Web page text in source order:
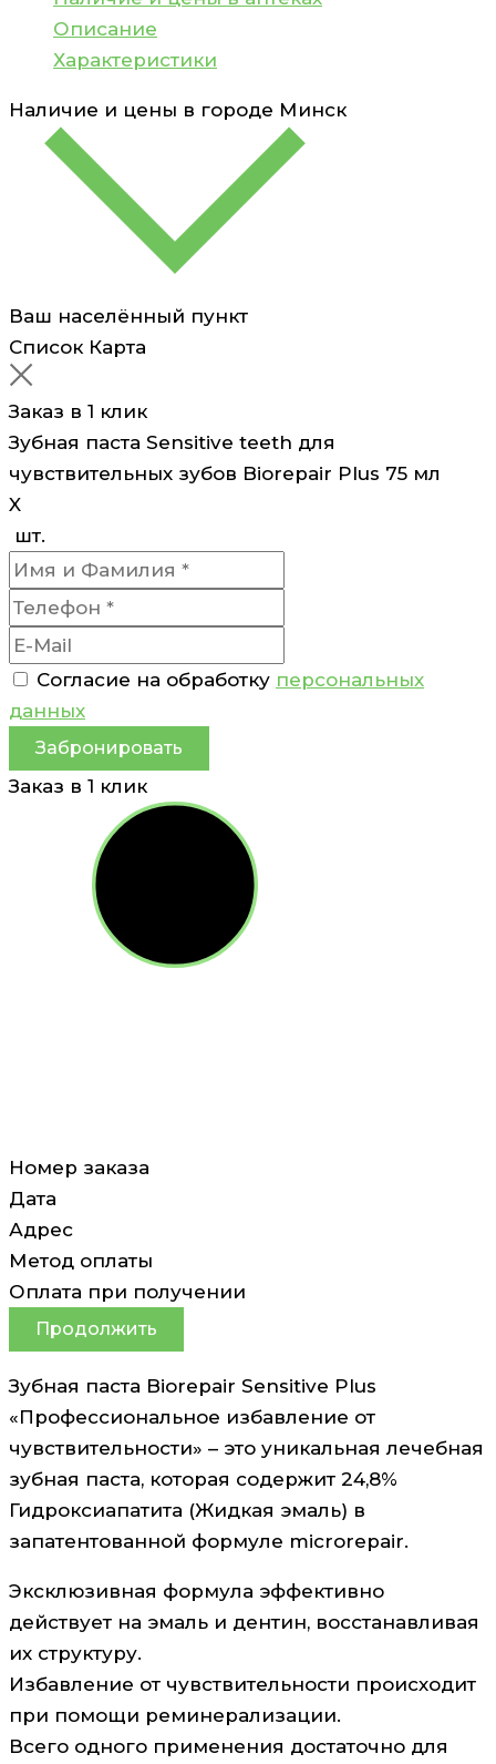
зубов
Biorepair
75
Описание
Характеристики
Наличие и цены в городе Минск
Ваш населённый пункт
Список Карта
Заказ в 1 клик
Зубная паста Sensitive teeth для
чувствительных зубов Biorepair Plus 75 мл
X
шт.
Согласие на обработку персональных
данных
Забронировать
Заказ в 1 клик
Номер заказа
Дата
Адрес
Метод оплаты
Оплата при получении
Продолжить
Зубная паста Biorepair Sensitive Plus
«Профессиональное избавление от
чувствительности» – это уникальная лечебная
зубная паста, которая содержит 24,8%
Гидроксиапатита (Жидкая эмаль) в
запатентованной формуле microrepair.
Эксклюзивная формула эффективно
действует на эмаль и дентин, восстанавливая
их структуру.
Избавление от чувствительности происходит
при помощи реминерализации.
Всего одного применения достаточно для